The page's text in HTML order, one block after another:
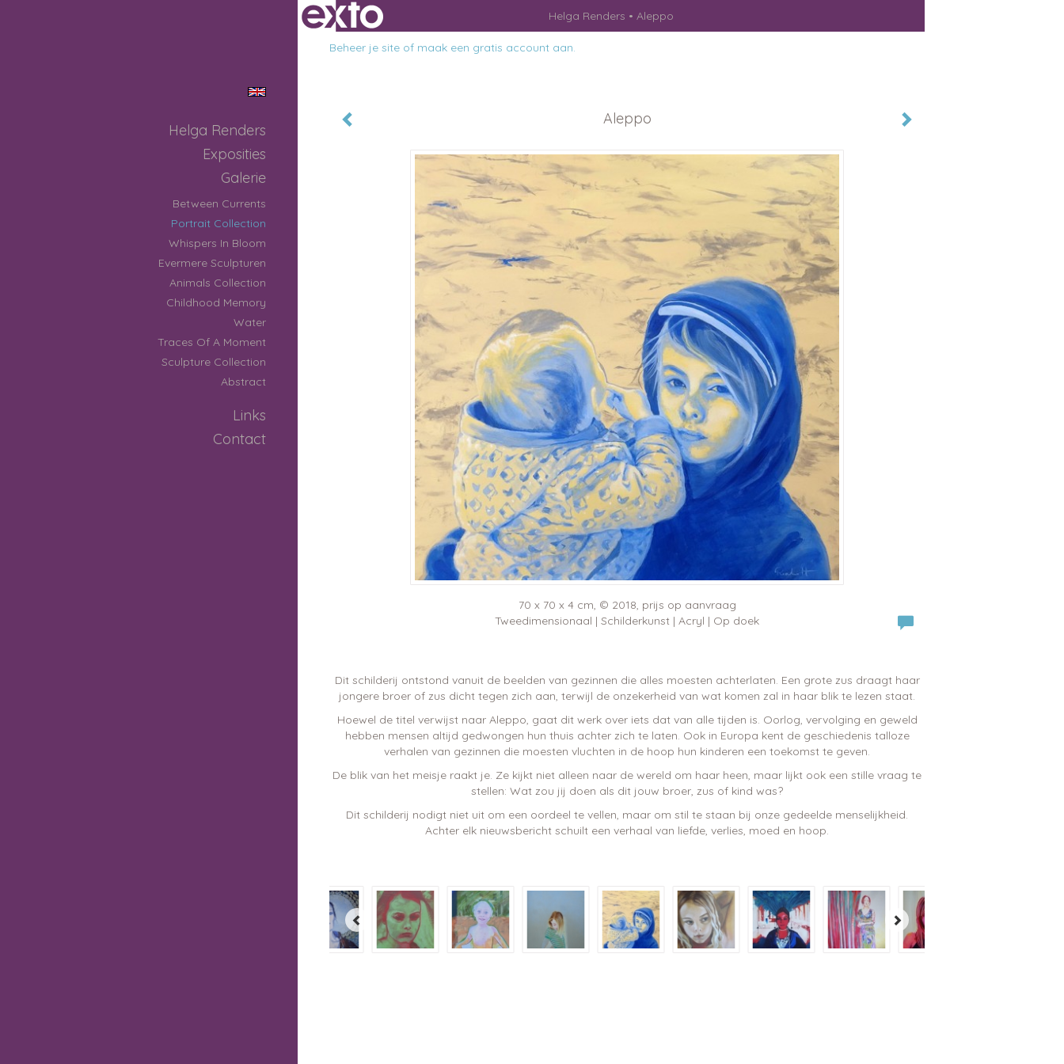
Helga Renders Aleppo
Beheer je site of maak een gratis account aan.
Aleppo
70 x 70 x 4 cm, © 2018, prijs op aanvraag
Tweedimensionaal | Schilderkunst | Acryl | Op doek
Dit schilderij ontstond vanuit de beelden van gezinnen die alles moesten achterlaten. Een grote zus draagt haar
jongere broer of zus dicht tegen zich aan, terwijl de onzekerheid van wat komen zal in haar blik te lezen staat.
Hoewel de titel verwijst naar Aleppo, gaat dit werk over iets dat van alle tijden is. Oorlog, vervolging en geweld
hebben mensen altijd gedwongen hun thuis achter zich te laten. Ook in Europa kent de geschiedenis talloze
verhalen van gezinnen die moesten vluchten in de hoop hun kinderen een toekomst te geven.
De blik van het meisje raakt je. Ze kijkt niet alleen naar de wereld om haar heen, maar lijkt ook een stille vraag te
stellen: Wat zou jij doen als dit jouw broer, zus of kind was?
Dit schilderij nodigt niet uit om een oordeel te vellen, maar om stil te staan bij onze gedeelde menselijkheid.
Achter elk nieuwsbericht schuilt een verhaal van liefde, verlies, moed en hoop.
Helga Renders
Exposities
Galerie
Between Currents
Portrait Collection
Whispers In Bloom
Evermere Sculpturen
Animals Collection
Childhood Memory
Water
Traces Of A Moment
Sculpture Collection
Abstract
Links
Contact